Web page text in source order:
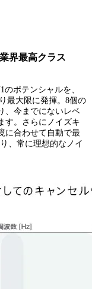
界最高クラス
ポテンシャルを、
最大限に発揮。8個の
、今までにないレベ
す。さらにノイズキ
に合わせて自動で最
、常に理想的なノイ